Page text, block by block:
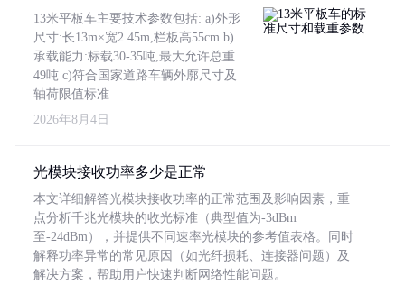
13米平板车主要技术参数包括: a)外形
尺寸:长13m×宽2.45m,栏板高55cm b)
承载能力:标载30-35吨,最大允许总重
49吨 c)符合国家道路车辆外廓尺寸及
轴荷限值标准
2026年8月4日
光模块接收功率多少是正常
本文详细解答光模块接收功率的正常范围及影响因素，重
点分析千兆光模块的收光标准（典型值为-3dBm
至-24dBm），并提供不同速率光模块的参考值表格。同时
解释功率异常的常见原因（如光纤损耗、连接器问题）及
解决方案，帮助用户快速判断网络性能问题。